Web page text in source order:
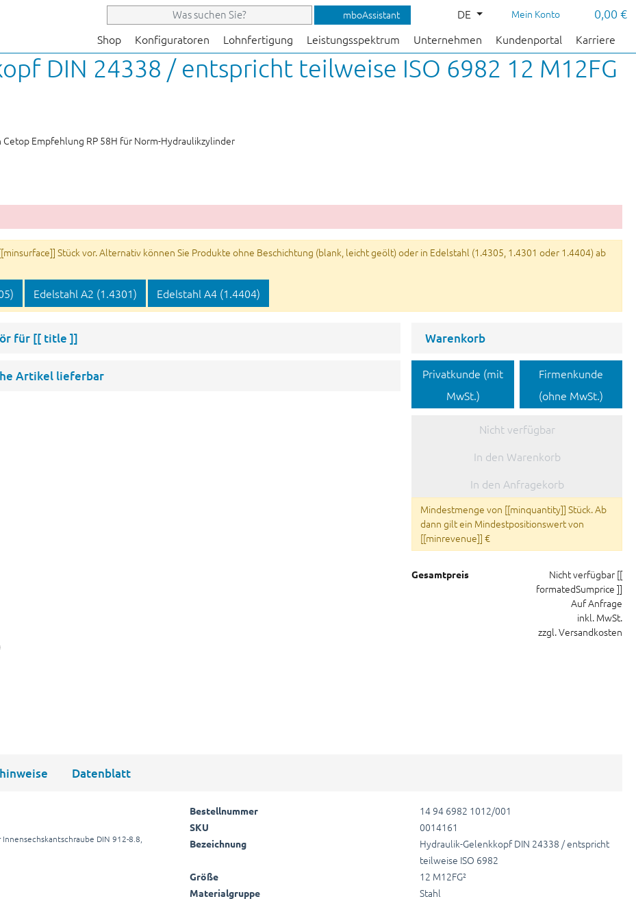
mboAssistant DE Mein Konto 0,00 €
Shop Konfiguratoren Lohnfertigung Leistungsspektrum Unternehmen Kundenportal Karriere
DIN 24338 / entspricht teilweise ISO 6982 12 M12FG
Empfehlung RP 58H für Norm-Hydraulikzylinder
Stück vor. Alternativ können Sie Produkte ohne Beschichtung (blank, leicht geölt) oder in Edelstahl (1.4305, 1.4301 oder 1.4404) ab
Edelstahl A2 (1.4301) Edelstahl A4 (1.4404)
für [[ title ]]
Artikel lieferbar
Warenkorb
Privatkunde (mit
MwSt.)
Firmenkunde
(ohne MwSt.)
Nicht verfügbar
In den Warenkorb
In den Anfragekorb
Mindestmenge von [[minquantity]] Stück. Ab
dann gilt ein Mindestpositionswert von
[[minrevenue]] €
Gesamtpreis Nicht verfügbar [[
formatedSumprice ]]
Auf Anfrage
inkl. MwSt.
zzgl. Versandkosten
Datenblatt
DIN 912-8.8,
Bestellnummer 14 94 6982 1012/001
SKU 0014161
Bezeichnung
Hydraulik-Gelenkkopf DIN 24338 / entspricht
teilweise ISO 6982
Größe 12 M12FG²
Materialgruppe Stahl